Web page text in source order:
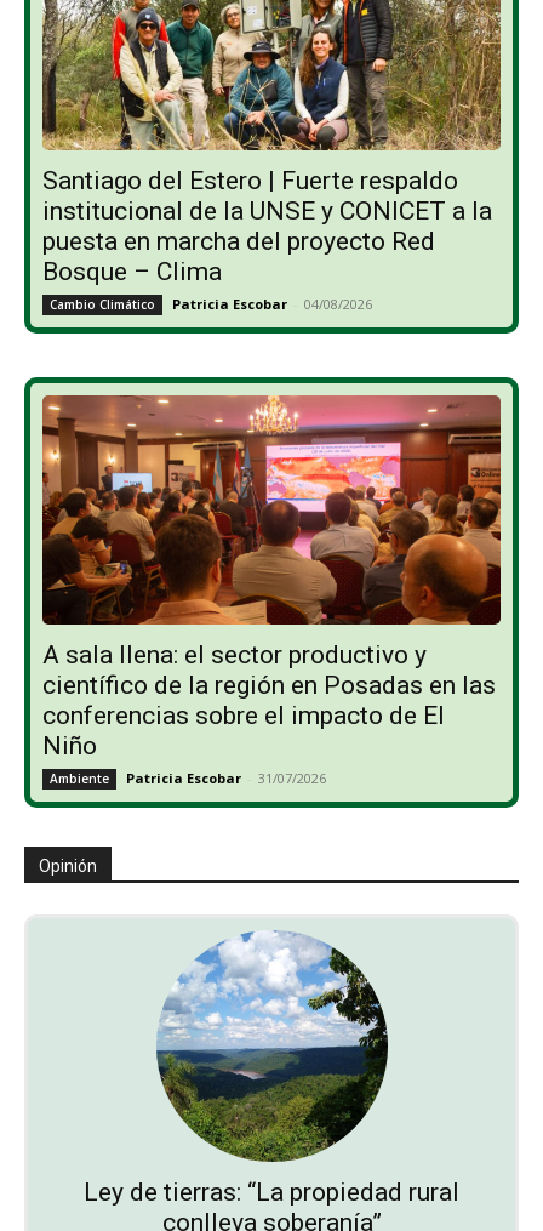
Santiago del Estero | Fuerte respaldo
institucional de la UNSE y CONICET a la
puesta en marcha del proyecto Red
Bosque – Clima
Cambio Climático Patricia Escobar - 04/08/2026
A sala llena: el sector productivo y
científico de la región en Posadas en las
conferencias sobre el impacto de El
Niño
Ambiente Patricia Escobar - 31/07/2026
Opinión
Ley de tierras: “La propiedad rural
conlleva soberanía”